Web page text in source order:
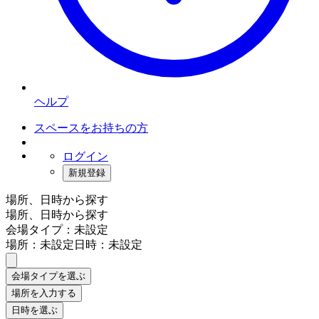
ヘルプ
スペースをお持ちの方
ログイン
新規登録
場所、日時から探す
場所、日時から探す
会場タイプ：未設定
場所：未設定日時：未設定
会場タイプを選ぶ
場所を入力する
日時を選ぶ